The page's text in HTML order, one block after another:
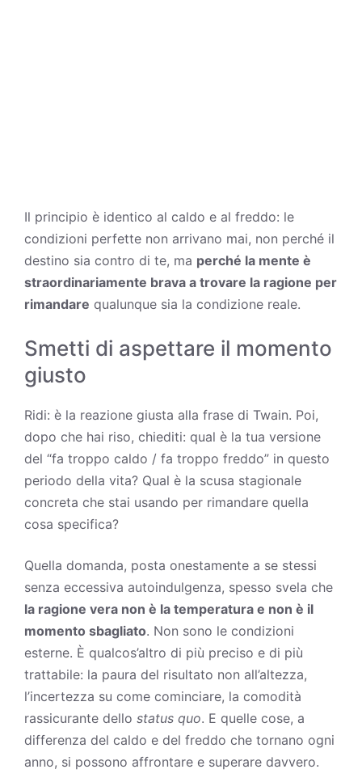
Il principio è identico al caldo e al freddo: le
condizioni perfette non arrivano mai, non perché il
destino sia contro di te, ma perché la mente è
straordinariamente brava a trovare la ragione per
rimandare qualunque sia la condizione reale.
Smetti di aspettare il momento
giusto
Ridi: è la reazione giusta alla frase di Twain. Poi,
dopo che hai riso, chiediti: qual è la tua versione
del “fa troppo caldo / fa troppo freddo” in questo
periodo della vita? Qual è la scusa stagionale
concreta che stai usando per rimandare quella
cosa specifica?
Quella domanda, posta onestamente a se stessi
senza eccessiva autoindulgenza, spesso svela che
la ragione vera non è la temperatura e non è il
momento sbagliato. Non sono le condizioni
esterne. È qualcos’altro di più preciso e di più
trattabile: la paura del risultato non all’altezza,
l’incertezza su come cominciare, la comodità
rassicurante dello status quo. E quelle cose, a
differenza del caldo e del freddo che tornano ogni
anno, si possono affrontare e superare davvero.